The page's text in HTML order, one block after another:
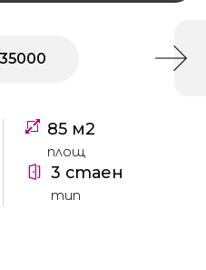
35000
85 м2
площ
3 стаен
тип